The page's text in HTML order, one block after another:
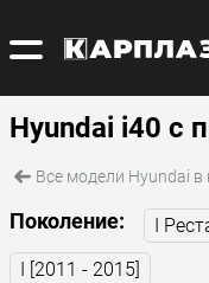
Hyundai i40 с
Все модели Hyundai в
Поколение:
I
I [2011 - 2015]